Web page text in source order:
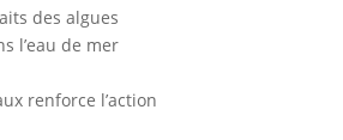
des algues
l’eau de mer
renforce l’action